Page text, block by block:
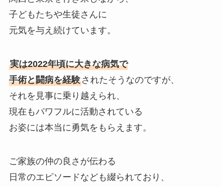
子どもたちや生徒さんに
元気を与え続けています。
実は2022年頃に大きな病気で
手術と闘病を経験されたそうなのですが、
それを見事に乗り越えられ、
現在もパワフルに活動されている
お姿には本当に勇気をもらえます。
ご家族の仲の良さが伝わる
日常のエピソードなども綴られており、